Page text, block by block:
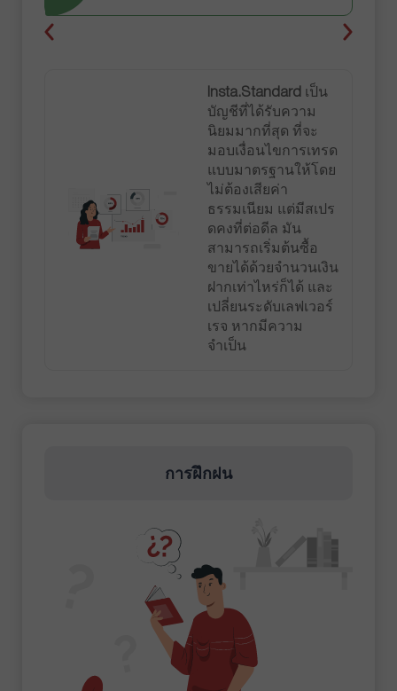
Insta.Standard เป็น
บัญชีที่ได้รับความ
นิยมมากที่สุด ที่จะ
มอบเงื่อนไขการเทรด
แบบมาตรฐานให้โดย
ไม่ต้องเสียค่า
ธรรมเนียม แต่มีสเปร
ดคงที่ต่อดีล มัน
สามารถเริ่มต้นซื้อ
ขายได้ด้วยจำนวนเงิน
ฝากเท่าไหร่ก็ได้ และ
เปลี่ยนระดับเลฟเวอร์
เรจ หากมีความ
จำเป็น
การฝึกฝน